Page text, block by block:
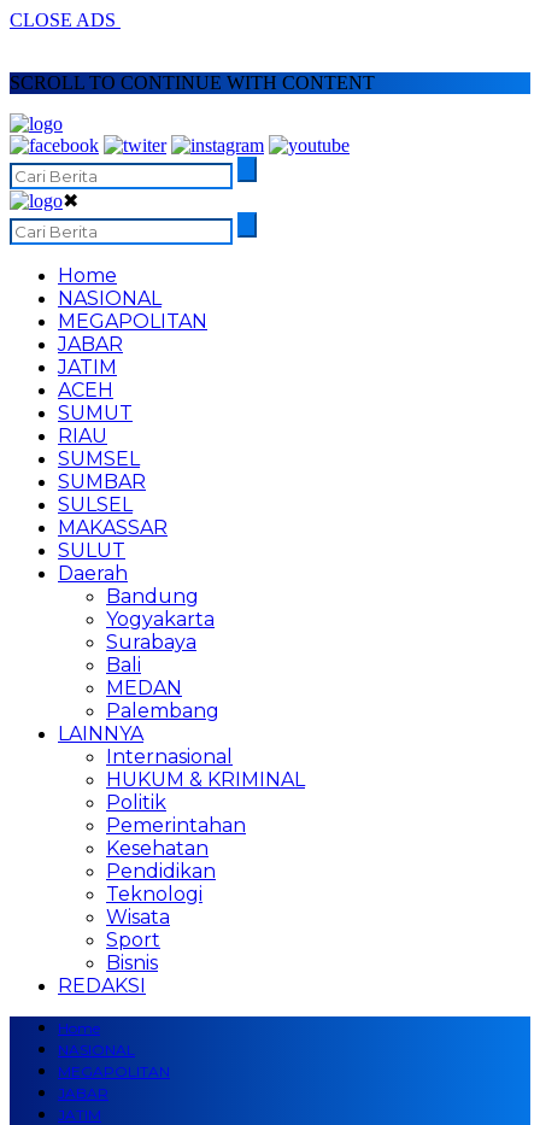
CLOSE ADS
SCROLL TO CONTINUE WITH CONTENT
✖
Home
NASIONAL
MEGAPOLITAN
JABAR
JATIM
ACEH
SUMUT
RIAU
SUMSEL
SUMBAR
SULSEL
MAKASSAR
SULUT
Daerah
Bandung
Yogyakarta
Surabaya
Bali
MEDAN
Palembang
LAINNYA
Internasional
HUKUM & KRIMINAL
Politik
Pemerintahan
Kesehatan
Pendidikan
Teknologi
Wisata
Sport
Bisnis
REDAKSI
Home
NASIONAL
MEGAPOLITAN
JABAR
JATIM